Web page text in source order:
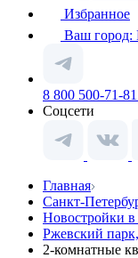
Избранное
Ваш город:
8 800 500-71-81
Соцсети
Главная
Санкт-
Новостройки в
Ржевский
2-комнатные